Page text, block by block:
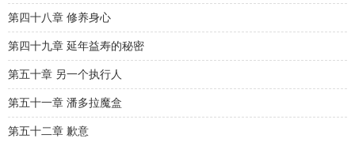
第四十八章 修养身心
第四十九章 延年益寿的秘密
第五十章 另一个执行人
第五十一章 潘多拉魔盒
第五十二章 歉意